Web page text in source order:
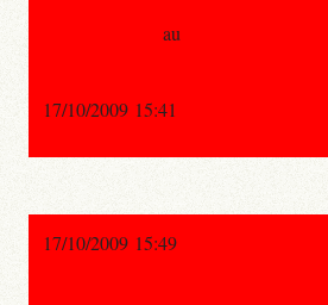
au
17/10/2009 15:41
17/10/2009 15:49